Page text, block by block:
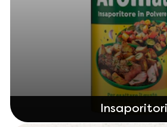
Insaporitori